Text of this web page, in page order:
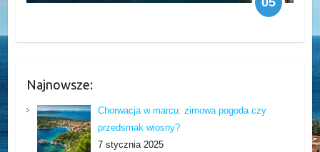
Najnowsze:
Chorwacja w marcu: zimowa pogoda czy
przedsmak wiosny?
7 stycznia 2025